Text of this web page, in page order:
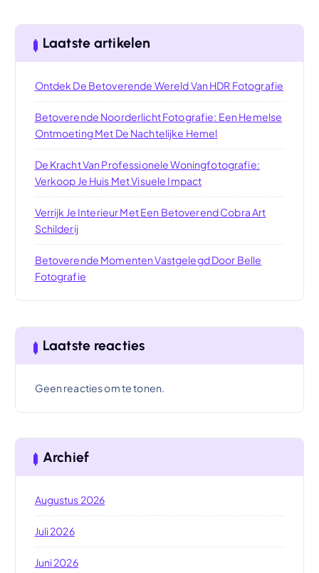
Laatste artikelen
Ontdek De Betoverende Wereld Van HDR Fotografie
Betoverende Noorderlicht Fotografie: Een Hemelse
Ontmoeting Met De Nachtelijke Hemel
De Kracht Van Professionele Woningfotografie:
Verkoop Je Huis Met Visuele Impact
Verrijk Je Interieur Met Een Betoverend Cobra Art
Schilderij
Betoverende Momenten Vastgelegd Door Belle
Fotografie
Laatste reacties
Geen reacties om te tonen.
Archief
Augustus 2026
Juli 2026
Juni 2026